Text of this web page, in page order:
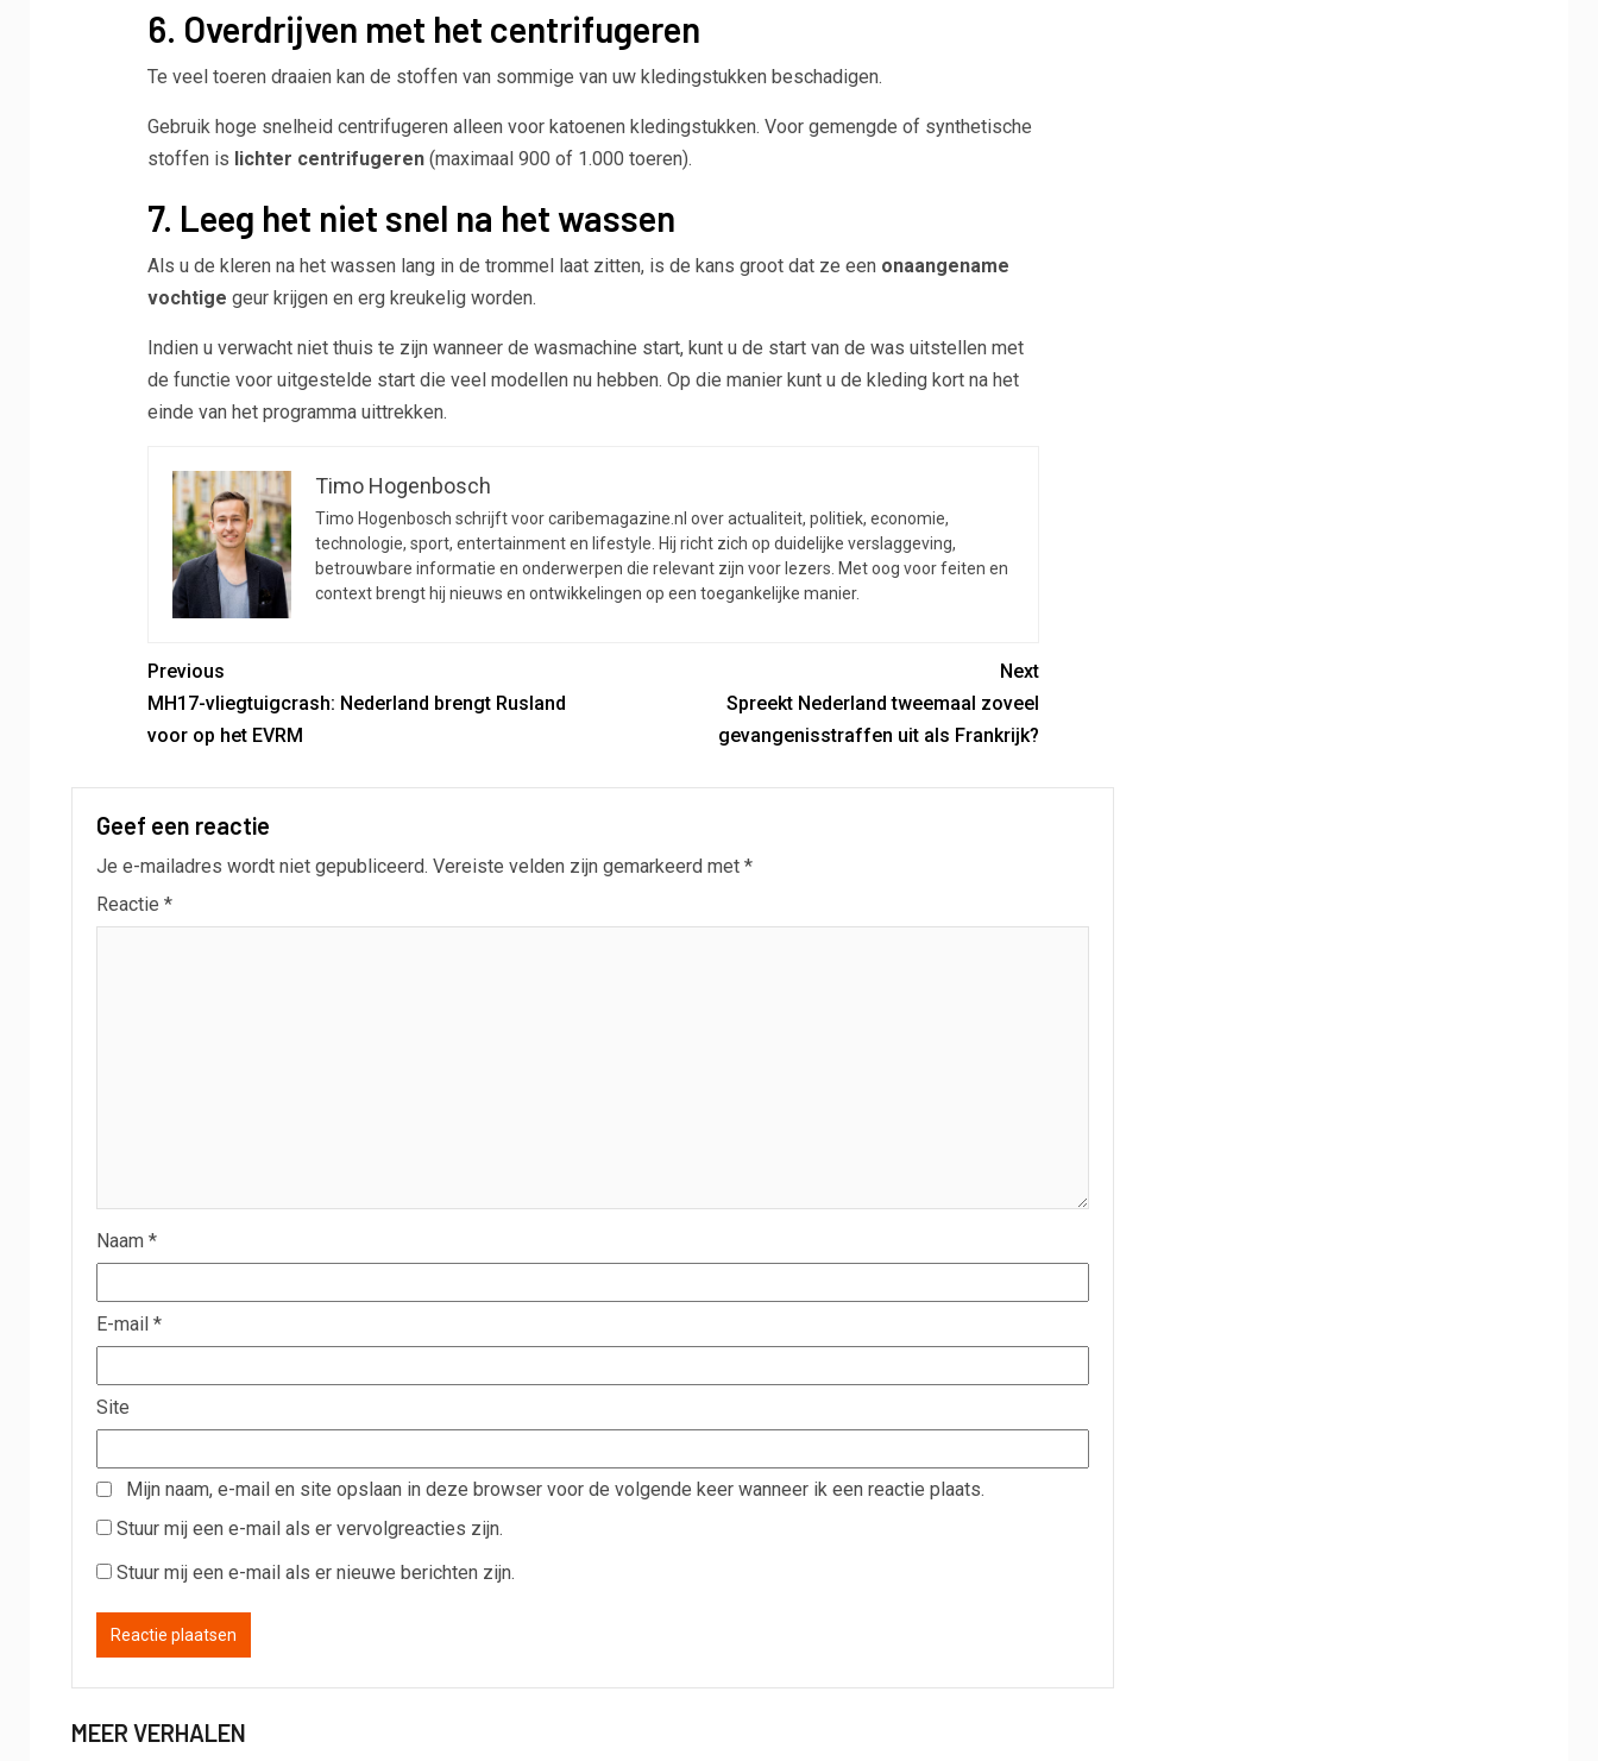
6. Overdrijven met het centrifugeren
Te veel toeren draaien kan de stoffen van sommige van uw kledingstukken beschadigen.
Gebruik hoge snelheid centrifugeren alleen voor katoenen kledingstukken. Voor gemengde of synthetische
stoffen is lichter centrifugeren(maximaal 900 of 1.000 toeren).
7. Leeg het niet snel na het wassen
Als u de kleren na het wassen lang in de trommel laat zitten, is de kans groot dat ze een onaangename
vochtige geur krijgen en erg kreukelig worden.
Indien u verwacht niet thuis te zijn wanneer de wasmachine start, kunt u de start van de was uitstellen met
de functie voor uitgestelde start die veel modellen nu hebben. Op die manier kunt u de kleding kort na het
einde van het programma uittrekken.
Timo Hogenbosch
Timo Hogenbosch schrijft voor caribemagazine.nl over actualiteit, politiek, economie,
technologie, sport, entertainment en lifestyle. Hij richt zich op duidelijke verslaggeving,
betrouwbare informatie en onderwerpen die relevant zijn voor lezers. Met oog voor feiten en
context brengt hij nieuws en ontwikkelingen op een toegankelijke manier.
Previous
MH17-vliegtuigcrash: Nederland brengt Rusland
voor op het EVRM
Next
Spreekt Nederland tweemaal zoveel
gevangenisstraffen uit als Frankrijk?
Geef een reactie
Je e-mailadres wordt niet gepubliceerd. Vereiste velden zijn gemarkeerd met *
Reactie *
Naam *
E-mail *
Site
Mijn naam, e-mail en site opslaan in deze browser voor de volgende keer wanneer ik een reactie plaats.
Stuur mij een e-mail als er vervolgreacties zijn.
Stuur mij een e-mail als er nieuwe berichten zijn.
MEER VERHALEN